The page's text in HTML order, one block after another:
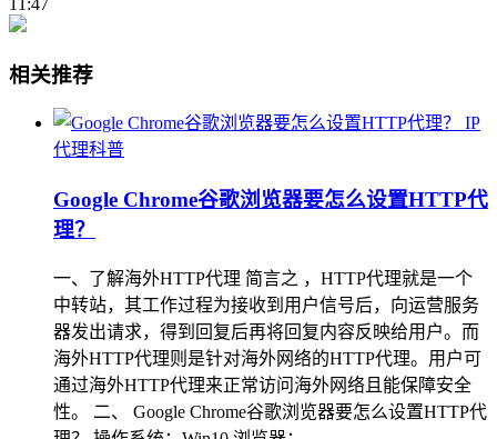
相关推荐
IP
代理科普
Google Chrome谷歌浏览器要怎么设置HTTP代
理？
一、了解海外HTTP代理 简言之 ，HTTP代理就是一个
中转站，其工作过程为接收到用户信号后，向运营服务
器发出请求，得到回复后再将回复内容反映给用户。而
海外HTTP代理则是针对海外网络的HTTP代理。用户可
通过海外HTTP代理来正常访问海外网络且能保障安全
性。 二、 Google Chrome谷歌浏览器要怎么设置HTTP代